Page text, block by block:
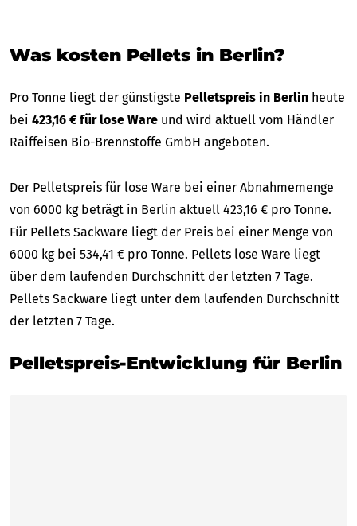
Was kosten Pellets in Berlin?
Pro Tonne liegt der günstigste Pelletspreis in Berlin heute
bei 423,16 € für lose Ware und wird aktuell vom Händler
Raiffeisen Bio-Brennstoffe GmbH angeboten.
Der Pelletspreis für lose Ware bei einer Abnahmemenge
von 6000 kg beträgt in Berlin aktuell 423,16 € pro Tonne.
Für Pellets Sackware liegt der Preis bei einer Menge von
6000 kg bei 534,41 € pro Tonne. Pellets lose Ware liegt
über dem laufenden Durchschnitt der letzten 7 Tage.
Pellets Sackware liegt unter dem laufenden Durchschnitt
der letzten 7 Tage.
Pelletspreis-Entwicklung für Berlin